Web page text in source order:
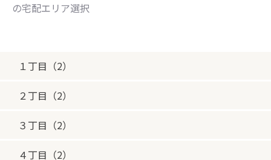
の宅配エリア選択
１丁目（2）
２丁目（2）
３丁目（2）
４丁目（2）